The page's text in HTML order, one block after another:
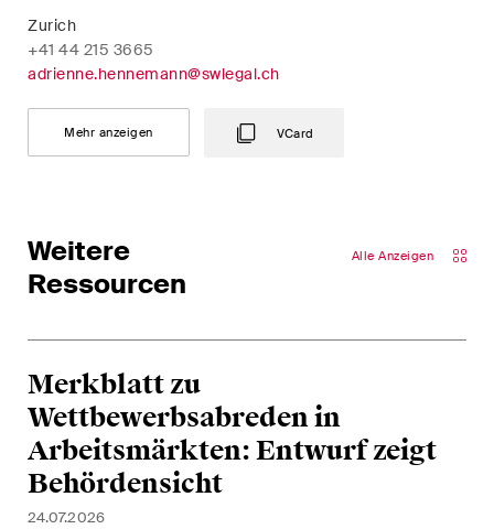
Zurich
+41 44 215 3665
adrienne.hennemann@swlegal.ch
Mehr anzeigen VCard
Weitere
Ressourcen
Alle Anzeigen
Merkblatt zu
Wettbewerbsabreden in
Arbeitsmärkten: Entwurf zeigt
Behördensicht
24.07.2026
einer einzigartigen M&A-
Perspektive auf rechtliche
Entwicklungen und
Ich habe die Datenschutzerklärung
Diese Website ist durch reCAPTCHA geschützt und es gelten die Google-
DatenschutzerklärungundNutzungsbedingungen.